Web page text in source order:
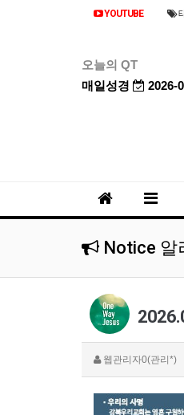
YOUTUBE
오늘의 QT
매일성경
2026-
Notice 알
웹관리자0(관리*)